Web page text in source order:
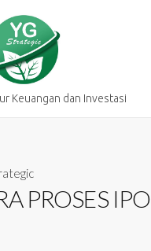
Keuangan dan Investasi
PROSES IPO